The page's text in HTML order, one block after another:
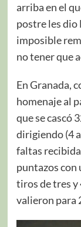
arriba en el
postre les dio
imposible
no tener que
En Granada,
homenaje al
que se cascó
dirigiendo (4
faltas
puntazos con
tiros de tres y
valieron para